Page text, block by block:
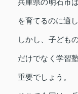
兵庫県の明石市
を育てるのに適
しかし、子ども
だけでなく学習
重要でしょう。